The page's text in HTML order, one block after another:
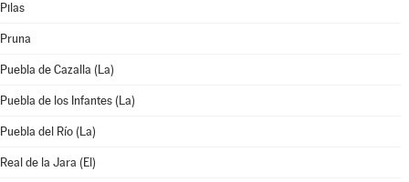
Pilas
Pruna
Puebla de Cazalla (La)
Puebla de los Infantes (La)
Puebla del Río (La)
Real de la Jara (El)